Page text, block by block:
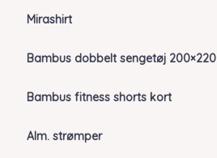
Mirashirt
Bambus dobbelt sengetøj 200×220
Bambus fitness shorts kort
Alm. strømper